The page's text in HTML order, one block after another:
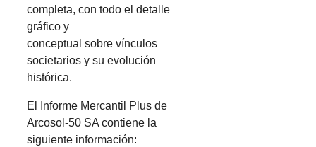
completa, con todo el detalle
gráfico y
conceptual sobre vínculos
societarios y su evolución
histórica.
El Informe Mercantil Plus de
Arcosol-50 SA contiene la
siguiente información: